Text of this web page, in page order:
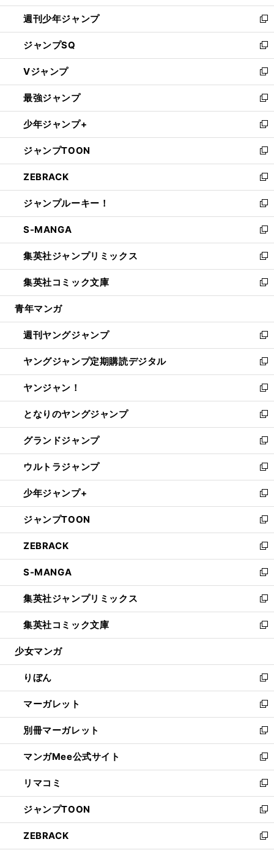
開
く
週刊少年ジャンプ
新
し
い
ウ
ィ
ン
ド
ウ
で
開
く
ジャンプSQ
新
し
い
ウ
ィ
ン
ド
ウ
で
開
く
Vジャンプ
新
し
い
ウ
ィ
ン
ド
ウ
で
開
く
最強ジャンプ
新
し
い
ウ
ィ
ン
ド
ウ
で
開
く
少年ジャンプ+
新
し
い
ウ
ィ
ン
ド
ウ
で
開
く
ジャンプTOON
新
し
い
ウ
ィ
ン
ド
ウ
で
開
く
ZEBRACK
新
し
い
ウ
ィ
ン
ド
ウ
で
開
ジャンプルーキー！
新
し
い
ウ
ィ
ン
ド
ウ
開
く
S-MANGA
新
し
い
ウ
ィ
ン
ウ
で
開
く
集英社ジャンプリミックス
新
し
い
ウ
ン
ド
ウ
で
開
く
集英社コミック文庫
新
し
ウ
ィ
ン
ド
ウ
で
開
く
青年マンガ
週刊ヤングジャンプ
新
し
い
ウ
ィ
ン
ド
ウ
で
開
く
ヤングジャンプ定期購読デジタル
新
し
い
ウ
ィ
ン
ド
ウ
で
開
く
ヤンジャン！
新
し
い
ウ
ィ
ン
ド
ウ
で
開
く
となりのヤングジャンプ
新
し
い
ウ
ィ
ン
ド
ウ
で
開
く
グランドジャンプ
新
し
い
ウ
ィ
ン
ド
ウ
で
開
く
ウルトラジャンプ
新
し
い
ウ
ィ
ン
ド
ウ
で
開
く
少年ジャンプ+
新
し
い
ウ
ィ
ン
ド
ウ
で
開
く
ジャンプTOON
新
し
い
ウ
ィ
ン
ド
ウ
で
開
ZEBRACK
新
し
い
ウ
ィ
ン
ド
ウ
開
く
S-MANGA
新
し
い
ウ
ィ
ン
ウ
で
開
く
集英社ジャンプリミックス
新
し
い
ウ
ン
ド
ウ
で
開
く
集英社コミック文庫
新
し
ウ
ィ
ン
ド
ウ
で
開
く
少女マンガ
りぼん
新
し
い
ウ
ィ
ン
ド
ウ
で
開
く
マーガレット
新
し
い
ウ
ィ
ン
ド
ウ
で
開
く
別冊マーガレット
新
し
い
ウ
ィ
ン
ド
ウ
で
マンガMee公式サイト
新
し
い
ウ
ィ
ン
ド
リマコミ
新
し
い
ウ
ィ
ジャンプTOON
新
し
い
ZEBRACK
新